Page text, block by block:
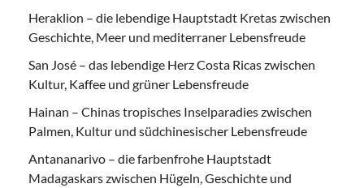
Heraklion – die lebendige Hauptstadt Kretas zwischen
Geschichte, Meer und mediterraner Lebensfreude
San José – das lebendige Herz Costa Ricas zwischen
Kultur, Kaffee und grüner Lebensfreude
Hainan – Chinas tropisches Inselparadies zwischen
Palmen, Kultur und südchinesischer Lebensfreude
Antananarivo – die farbenfrohe Hauptstadt
Madagaskars zwischen Hügeln, Geschichte und